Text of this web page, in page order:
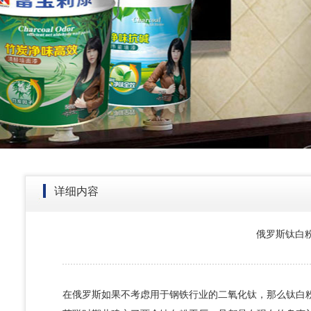
详细内容
俄罗斯钛白
在俄罗斯如果不考虑用于钢铁行业的二氧化钛，那么钛白